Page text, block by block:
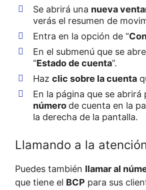
Se abrirá una nueva
verás el resumen de
Entra en la opción de “
En el submenú que se
“Estado de cuenta”.
Haz clic sobre la cuenta
En la página que se abrirá
número de cuenta en la
la derecha de la pantalla.
Llamando a la
Puedes también llamar al
que tiene el BCP para sus